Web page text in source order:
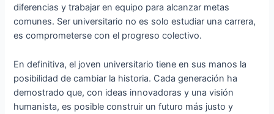
diferencias y trabajar en equipo para alcanzar metas
comunes. Ser universitario no es solo estudiar una carrera,
es comprometerse con el progreso colectivo.
En definitiva, el joven universitario tiene en sus manos la
posibilidad de cambiar la historia. Cada generación ha
demostrado que, con ideas innovadoras y una visión
humanista, es posible construir un futuro más justo y